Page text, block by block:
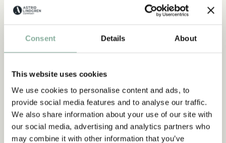
Consent Details About
This website uses cookies
We use cookies to personalise content and ads, to
provide social media features and to analyse our traffic.
We also share information about your use of our site with
our social media, advertising and analytics partners who
may combine it with other information that you’ve
AB 0-3 JAHRE AB 6-9 JAHRE